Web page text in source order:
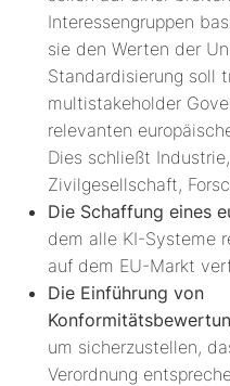
Interessengruppen
sie den Werten der
Standardisierung soll
multistakeholder
relevanten
Dies schließt
Zivilgesellschaft,
Die Schaffung eines
dem alle KI-Systeme
auf dem EU-Markt
Die Einführung von
um sicherzustellen,
Verordnung